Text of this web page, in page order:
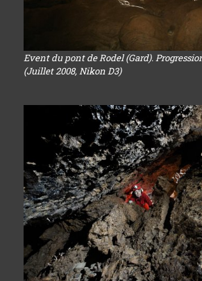
Event du pont de Rodel (Gard).
(Juillet 2008, Nikon D3)